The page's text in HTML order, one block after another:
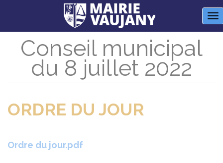
Conseil municipal
du 8 juillet 2022
ORDRE DU JOUR
Ordre du jour.pdf
Panneau de gestion des cookies